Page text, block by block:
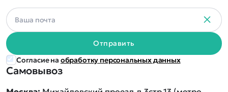
Самовывоз
Отправить
Согласие на обработку персональных данных